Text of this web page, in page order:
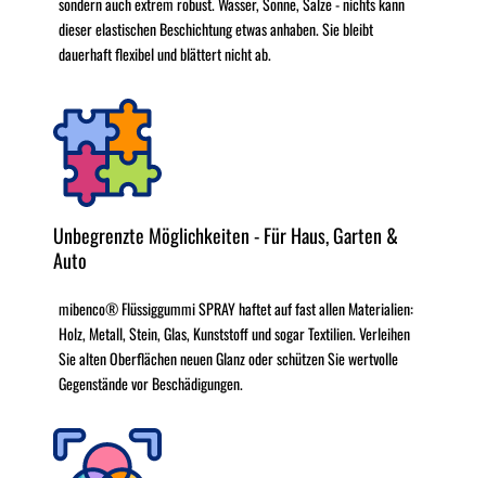
dieser elastischen Beschichtung etwas anhaben. Sie bleibt
dauerhaft flexibel und blättert nicht ab.
Unbegrenzte Möglichkeiten - Für Haus, Garten &
Auto
mibenco® Flüssiggummi SPRAY haftet auf fast allen Materialien:
Holz, Metall, Stein, Glas, Kunststoff und sogar Textilien. Verleihen
Sie alten Oberflächen neuen Glanz oder schützen Sie wertvolle
Gegenstände vor Beschädigungen.